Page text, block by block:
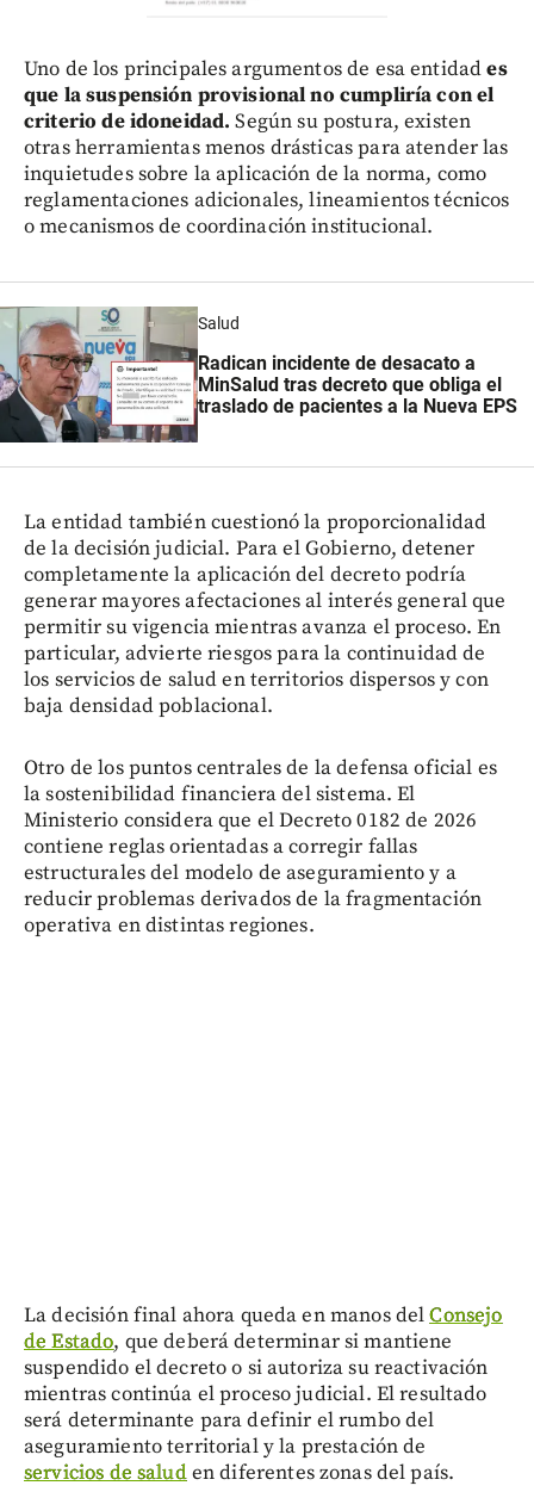
Uno de los principales argumentos de esa entidades
que la suspensión provisional no cumpliría con el
criterio de idoneidad. Según su postura, existen
otras herramientas menos drásticas para atender las
inquietudes sobre la aplicación de la norma, como
reglamentaciones adicionales, lineamientos técnicos
o mecanismos de coordinación institucional.
Salud
Radican incidente de desacato a
MinSalud tras decreto que obliga el
traslado de pacientes a la Nueva EPS
La entidad también cuestionó la proporcionalidad
de la decisión judicial. Para el Gobierno, detener
completamente la aplicación del decreto podría
generar mayores afectaciones al interés general que
permitir su vigencia mientras avanza el proceso. En
particular, advierte riesgos para la continuidad de
los servicios de salud en territorios dispersos y con
baja densidad poblacional.
Otro de los puntos centrales de la defensa oficial es
la sostenibilidad financiera del sistema. El
Ministerio considera que el Decreto 0182 de 2026
contiene reglas orientadas a corregir fallas
estructurales del modelo de aseguramiento y a
reducir problemas derivados de la fragmentación
operativa en distintas regiones.
La decisión final ahora queda en manos delConsejo
de Estado, que deberá determinar si mantiene
suspendido el decreto o si autoriza su reactivación
mientras continúa el proceso judicial. El resultado
será determinante para definir el rumbo del
aseguramiento territorial y la prestación de
servicios de saluden diferentes zonas del país.